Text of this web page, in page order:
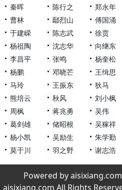
秦晖 陈行之 郑永年
曹林
鄢烈山 傅国涌
于建嵘
陈志武 徐贲
杨祖陶
沈志华 向继东
李昌平
张鸣 杨奎松
杨鹏
邓晓芒 王缉思
马玲
王振东 狄马
熊培云
秋风 刘小枫
周枫
蒋兆勇 吴伟
葛剑雄
储昭根 吴稼祥
杨小凯
吴励生 朱学勤
莫于川
羽之野 谢志浩
Powered by
aisixiang.com All Rights